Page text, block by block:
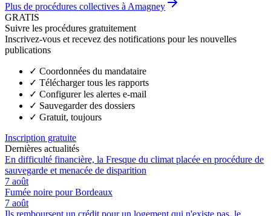
Plus de procédures collectives à Amagney
GRATIS
Suivre les procédures gratuitement
Inscrivez-vous et recevez des notifications pour les nouvelles
publications
✓ Coordonnées du mandataire
✓ Télécharger tous les rapports
✓ Configurer les alertes e-mail
✓ Sauvegarder des dossiers
✓ Gratuit, toujours
Inscription gratuite
Dernières actualités
En difficulté financière, la Fresque du climat placée en procédure de
sauvegarde et menacée de disparition
7 août
Fumée noire pour Bordeaux
7 août
Ils remboursent un crédit pour un logement qui n'existe pas, le